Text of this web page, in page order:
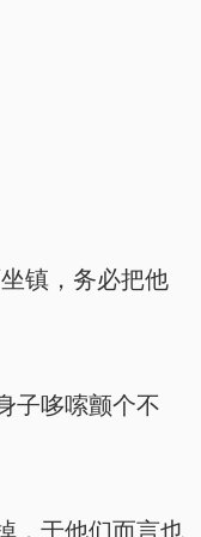
镇，务必把他
子哆嗦颤个不
，于他们而言也